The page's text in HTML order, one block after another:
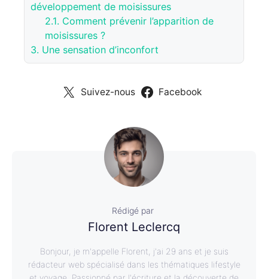
développement de moisissures
2.1. Comment prévenir l’apparition de
moisissures ?
3. Une sensation d’inconfort
Suivez-nous Facebook
Rédigé par
Florent Leclercq
Bonjour, je m'appelle Florent, j'ai 29 ans et je suis
rédacteur web spécialisé dans les thématiques lifestyle